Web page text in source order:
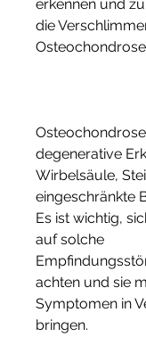
erkennen und
die
degenerative
Wirbelsäule,
eingeschränkte
Es ist wichtig,
auf solche
achten und sie
Symptomen in
bringen.